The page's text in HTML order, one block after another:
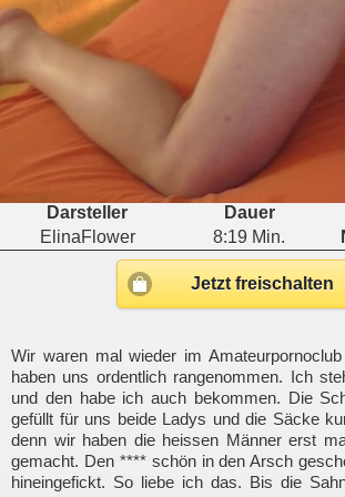
Darsteller Dauer
ElinaFlower
8:19 Min.
Jetzt freischalten
Wir waren mal wieder im
haben uns ordentlich rangenommen. Ich
und den habe ich auch bekommen. Die
gefüllt für uns beide Ladys und die Säcke
denn wir haben die heissen Männer erst
gemacht. Den **** schön in den Arsch
hineingefickt. So liebe ich das. Bis die